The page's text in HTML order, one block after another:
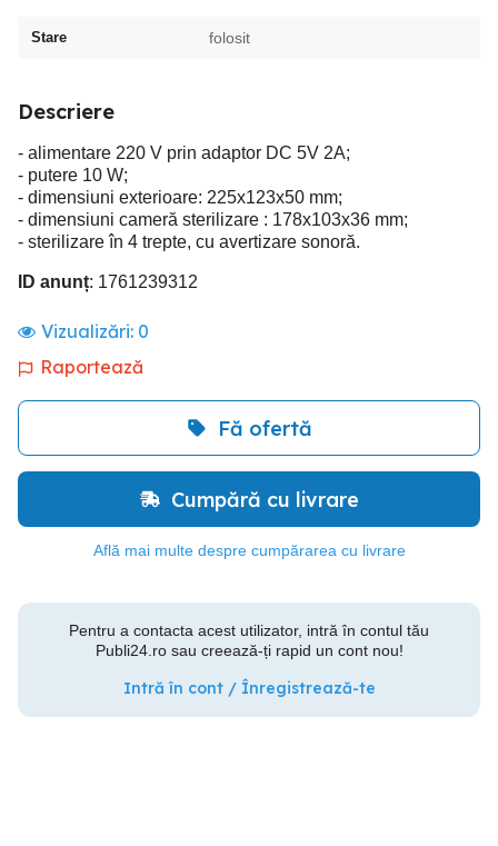
Stare folosit
Descriere
- alimentare 220 V prin adaptor DC 5V 2A;
- putere 10 W;
- dimensiuni exterioare: 225x123x50 mm;
- dimensiuni cameră sterilizare : 178x103x36 mm;
- sterilizare în 4 trepte, cu avertizare sonoră.
ID anunț: 1761239312
Vizualizări: 0
Raportează
Fă ofertă
Cumpără cu livrare
Află mai multe despre cumpărarea cu livrare
Pentru a contacta acest utilizator, intră în contul tău
Publi24.ro sau creează-ți rapid un cont nou!
Intră în cont / Înregistrează-te